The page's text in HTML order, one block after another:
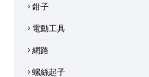
鉗子
電動工具
網路
螺絲起子